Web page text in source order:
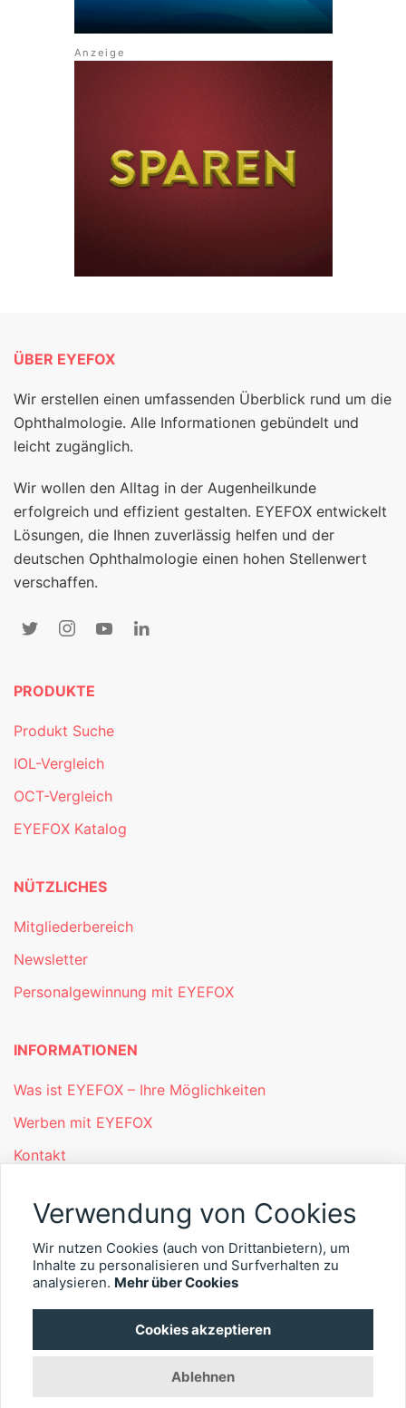
ÜBER EYEFOX
Wir erstellen einen umfassenden Überblick rund um die
Ophthalmologie. Alle Informationen gebündelt und
leicht zugänglich.
Wir wollen den Alltag in der Augenheilkunde
erfolgreich und effizient gestalten. EYEFOX entwickelt
Lösungen, die Ihnen zuverlässig helfen und der
deutschen Ophthalmologie einen hohen Stellenwert
verschaffen.
PRODUKTE
Produkt Suche
IOL-Vergleich
OCT-Vergleich
EYEFOX Katalog
NÜTZLICHES
Mitgliederbereich
Newsletter
Personalgewinnung mit EYEFOX
INFORMATIONEN
Was ist EYEFOX – Ihre Möglichkeiten
Werben mit EYEFOX
Kontakt
Impressum
© 2026 EYEFOX UG (haftungsbeschränkt)
Verwendung von Cookies
Wir nutzen Cookies (auch von Drittanbietern), um
Inhalte zu personalisieren und Surfverhalten zu
analysieren. Mehr über Cookies
Cookies akzeptieren
Ablehnen